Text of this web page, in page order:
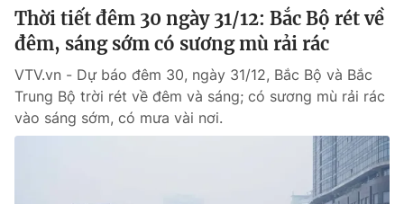
Thời tiết đêm 30 ngày 31/12: Bắc Bộ rét về
đêm, sáng sớm có sương mù rải rác
VTV.vn - Dự báo đêm 30, ngày 31/12, Bắc Bộ và Bắc
Trung Bộ trời rét về đêm và sáng; có sương mù rải rác
vào sáng sớm, có mưa vài nơi.